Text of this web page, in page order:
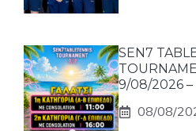
SEN7
9/08/2026
08/08/